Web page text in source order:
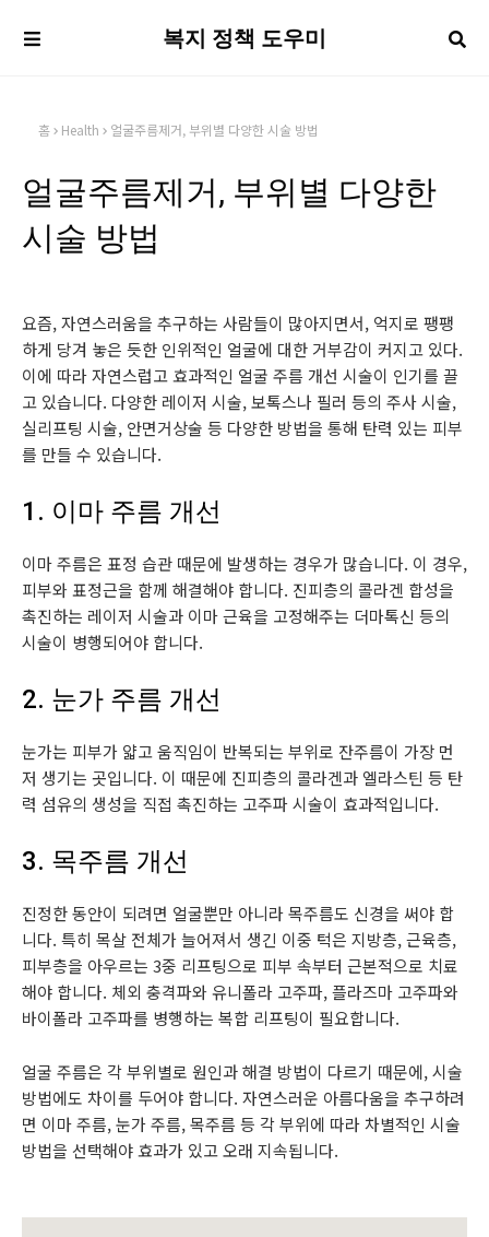
복지 정책 도우미
홈 Health 얼굴주름제거, 부위별 다양한 시술 방법
얼굴주름제거, 부위별 다양한
시술 방법
요즘, 자연스러움을 추구하는 사람들이 많아지면서, 억지로 팽팽
하게 당겨 놓은 듯한 인위적인 얼굴에 대한 거부감이 커지고 있다.
이에 따라 자연스럽고 효과적인 얼굴 주름 개선 시술이 인기를 끌
고 있습니다. 다양한 레이저 시술, 보톡스나 필러 등의 주사 시술,
실리프팅 시술, 안면거상술 등 다양한 방법을 통해 탄력 있는 피부
를 만들 수 있습니다.
1. 이마 주름 개선
이마 주름은 표정 습관 때문에 발생하는 경우가 많습니다. 이 경우,
피부와 표정근을 함께 해결해야 합니다. 진피층의 콜라겐 합성을
촉진하는 레이저 시술과 이마 근육을 고정해주는 더마톡신 등의
시술이 병행되어야 합니다.
2. 눈가 주름 개선
눈가는 피부가 얇고 움직임이 반복되는 부위로 잔주름이 가장 먼
저 생기는 곳입니다. 이 때문에 진피층의 콜라겐과 엘라스틴 등 탄
력 섬유의 생성을 직접 촉진하는 고주파 시술이 효과적입니다.
3. 목주름 개선
진정한 동안이 되려면 얼굴뿐만 아니라 목주름도 신경을 써야 합
니다. 특히 목살 전체가 늘어져서 생긴 이중 턱은 지방층, 근육층,
피부층을 아우르는 3중 리프팅으로 피부 속부터 근본적으로 치료
해야 합니다. 체외 충격파와 유니폴라 고주파, 플라즈마 고주파와
바이폴라 고주파를 병행하는 복합 리프팅이 필요합니다.
얼굴 주름은 각 부위별로 원인과 해결 방법이 다르기 때문에, 시술
방법에도 차이를 두어야 합니다. 자연스러운 아름다움을 추구하려
면 이마 주름, 눈가 주름, 목주름 등 각 부위에 따라 차별적인 시술
방법을 선택해야 효과가 있고 오래 지속됩니다.